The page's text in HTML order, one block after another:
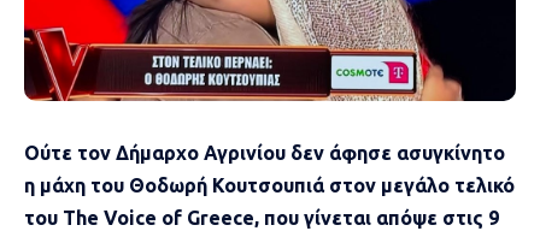
Ούτε τον Δήμαρχο Αγρινίου δεν άφησε ασυγκίνητο
η μάχη του Θοδωρή Κουτσουπιά στον μεγάλο τελικό
του The Voice of Greece, που γίνεται απόψε στις 9